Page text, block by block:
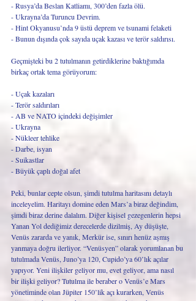
- Rusya’da Beslan Katliamı, 300’den fazla ölü.
- Ukrayna’da Turuncu Devrim.
- Hint Okyanusu’nda 9 üstü deprem ve tsunami felaketi
- Bunun dışında çok sayıda uçak kazası ve terör saldırısı.
Geçmişteki bu 2 tutulmanın getirdiklerine baktığımda
birkaç ortak tema görüyorum:
- Uçak kazaları
- Terör saldırıları
- AB ve NATO içindeki değişimler
- Ukrayna
- Nükleer tehlike
- Darbe, isyan
- Suikastlar
- Büyük çaplı doğal afet
Peki, bunlar cepte olsun, şimdi tutulma haritasını detaylı
inceleyelim. Haritayı domine eden Mars’a biraz değindim,
şimdi biraz derine dalalım. Diğer kişisel gezegenlerin hepsi
Yanan Yol dediğimiz derecelerde dizilmiş, Ay düşüşte,
Venüs zararda ve yanık, Merkür ise, sınırı henüz aşmış
yanmaya doğru ilerliyor. “Venüsyen” olarak yorumlanan bu
tutulmada Venüs, Juno’ya 120, Cupido’ya 60’lık açılar
yapıyor. Yeni ilişkiler geliyor mu, evet geliyor, ama nasıl
bir ilişki geliyor? Tutulma ile beraber o Venüs’e Mars
yönetiminde olan Jüpiter 150’lik açı kurarken, Venüs